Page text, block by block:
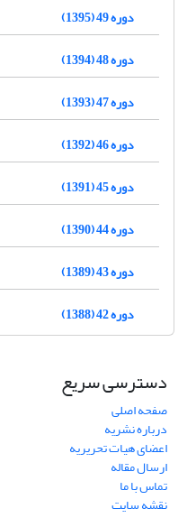
دوره 49 (1395)
دوره 48 (1394)
دوره 47 (1393)
دوره 46 (1392)
دوره 45 (1391)
دوره 44 (1390)
دوره 43 (1389)
دوره 42 (1388)
دسترسی سریع
صفحه اصلی
درباره نشریه
اعضای هیات تحریریه
ارسال مقاله
تماس با ما
نقشه سایت